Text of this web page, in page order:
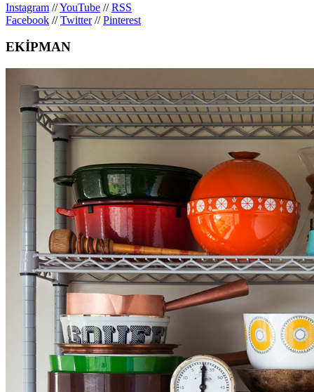
Instagram //YouTube //RSS
Facebook //Twitter//Pinterest
EKİPMAN